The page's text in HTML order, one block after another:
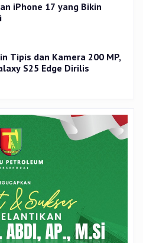
iPhone 17 yang Bikin
Tipis dan Kamera 200 MP,
S25 Edge Dirilis